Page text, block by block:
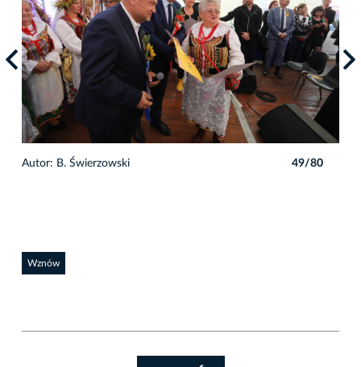
Autor: B. Świerzowski 49/80
Wznów